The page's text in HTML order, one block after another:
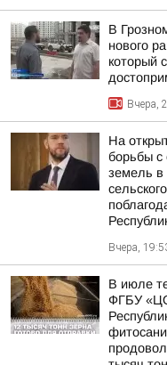
В
нового
который
Вчера,
На
борьбы с
земель в
Вчера,
В июле
ФГБУ